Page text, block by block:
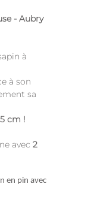
- Aubry
à
à son
sa
cm !
avec 2
en pin avec